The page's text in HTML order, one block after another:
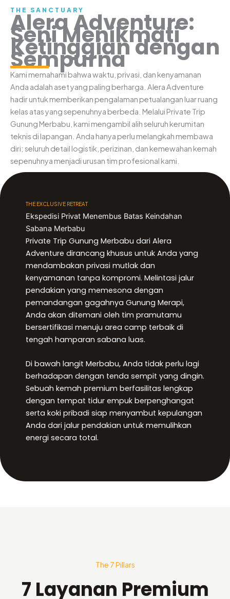
THE SANCTUARY
Alera Adventure:
Seni Menikmati
Ketinggian dengan
Sempurna
Kami memahami bahwa waktu, privasi, dan kenyamanan
Anda adalah aset yang paling berharga. Alera Adventure
hadir untuk memberikan pengalaman petualangan luar ruang
kelas atas yang sepenuhnya berbeda. Melalui Private Trip
Gunung Merbabu, kami mengambil alih seluruh kerumitan
teknis di lapangan. Anda hanya perlu melangkah membawa
diri; seluruh detail logistik, perizinan, dan kemewahan kemah
sepenuhnya menjadi urusan tim profesional kami.
THE EXCLUSIVE RETREAT
Ekspedisi Privat Menembus Batas Keindahan
Sabana Merbabu
Private Trip Gunung Merbabu dari Alera
Adventure dirancang khusus untuk Anda yang
mendambakan privasi mutlak dan
kenyamanan tanpa kompromi. Melintasi jalur
pendakian yang memesona dengan
pemandangan gagahnya Gunung Merapi,
Anda akan ditemani oleh tim pramutamu
bersertifikasi menuju area camp terbaik di
tengah hamparan sabana luas.
Di bawah langit Merbabu, Anda tidak perlu lagi
berhadapan dengan tenda sempit yang dingin.
Sebuah kemah premium berfasilitas lengkap
dengan tempat tidur empuk berpenghangat
serta koki pribadi siap menyambut kepulangan
Anda dari jalur pendakian untuk memulihkan
energi secara total.
The 7 Pillars
7 Layanan Premium